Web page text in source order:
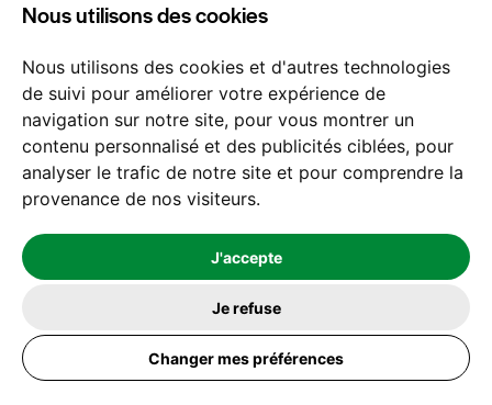
Nous utilisons des cookies
Nous utilisons des cookies et d'autres technologies
de suivi pour améliorer votre expérience de
navigation sur notre site, pour vous montrer un
contenu personnalisé et des publicités ciblées, pour
analyser le trafic de notre site et pour comprendre la
provenance de nos visiteurs.
J'accepte
Je refuse
Changer mes préférences
Foreign rights
Editions Sutton
Les impliqués
Tous les éditeurs
Tous nos auteurs
Nos structures
Nous contacter
2026 -© Les Editions l'Harmattan. Tous droits réservés - Site réalisé par
Mentions légales
Politique de confidentialité